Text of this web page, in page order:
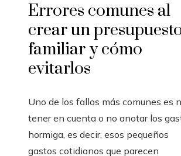
Errores comunes al
crear un
familiar y cómo
evitarlos
Uno de los fallos más comunes es
tener en cuenta o no anotar los
hormiga, es decir, esos pequeños
gastos cotidianos que parecen